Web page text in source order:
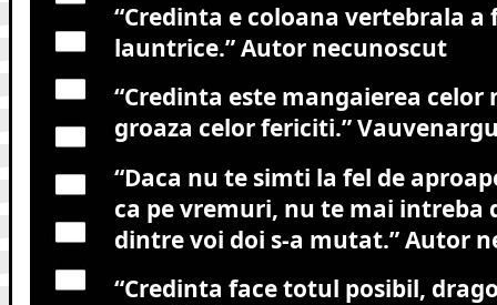
“Credinta e coloana vertebrala
launtrice.”Autor necunoscut
“Credinta este mangaierea celor
groaza celor fericiti.”
“Daca nu te simti la fel de
ca pe vremuri, nu te mai intreba
dintre voi doi s-a mutat.”Autor
“Credinta face totul posibil,